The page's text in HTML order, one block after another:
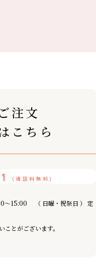
注文
こちら
(通話料無料)
15:00 （ 日曜・祝祭日 ） 定
とがございます。